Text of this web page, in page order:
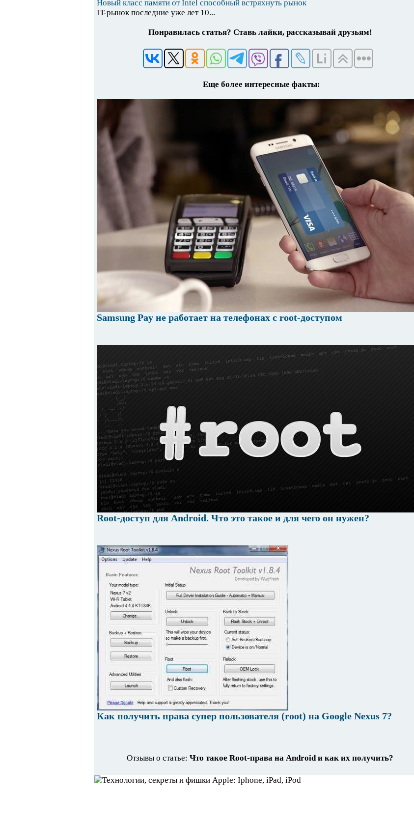
Новый класс памяти от Intel способный встряхнуть рынок
IT-рынок последние уже лет 10...
Понравилась статья? Ставь лайки, рассказывай друзьям!
Еще более интересные факты:
Samsung Pay не работает на телефонах с root-доступом
Root-доступ для Android. Что это такое и для чего он нужен?
Как получить права супер пользователя (root) на Google Nexus 7?
Отзывы о статье: Что такое Root-права на Android и как их получить?